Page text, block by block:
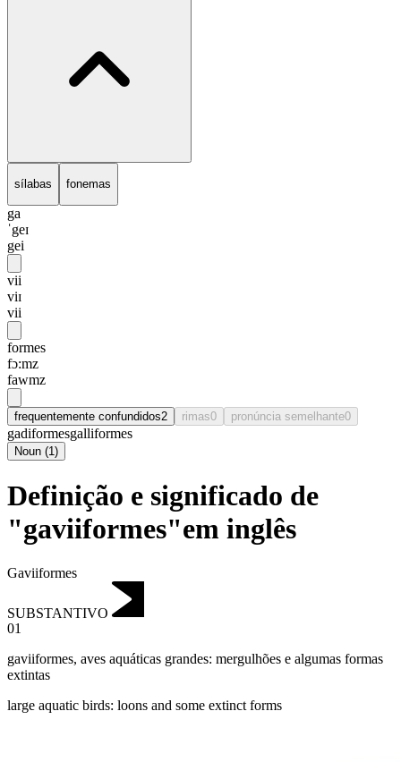
sílabas fonemas
ga
ˈgeɪ
gei
vii
viɪ
vii
formes
fɔ:mz
fawmz
frequentemente confundidos2 rimas0 pronúncia semelhante0
gadiformesgalliformes
Noun (1)
Definição e significado de
"gaviiformes"em inglês
Gaviiformes
SUBSTANTIVO
01
gaviiformes, aves aquáticas grandes: mergulhões e algumas formas
extintas
large aquatic birds: loons and some extinct forms